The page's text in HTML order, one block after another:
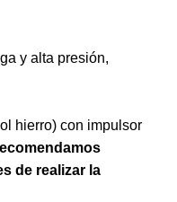
y alta presión,
hierro) con impulsor
de realizar la